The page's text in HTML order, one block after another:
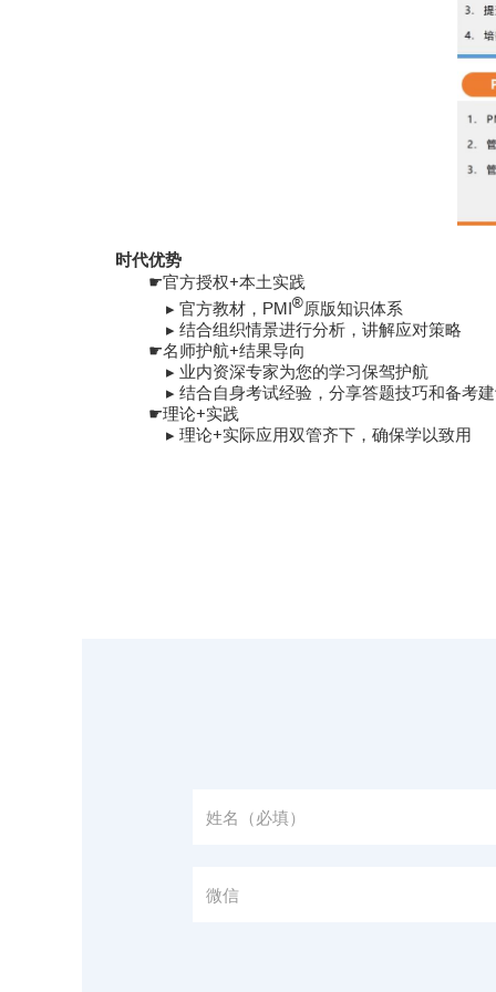
时代优势
☛官方授权+本土实践
▸ 官方教材，PMI®原版知识体系
▸ 结合组织情景进行分析，讲解应对策略
☛名师护航+结果导向
▸ 业内资深专家为您的学习保驾护航
▸ 结合自身考试经验，分享答题技巧和备考
☛理论+实践
▸ 理论+实际应用双管齐下，确保学以致用